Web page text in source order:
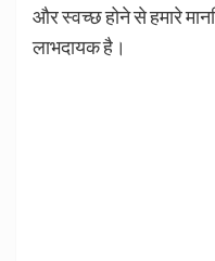
और स्वच्छ होने से हमारे
लाभदायक है।